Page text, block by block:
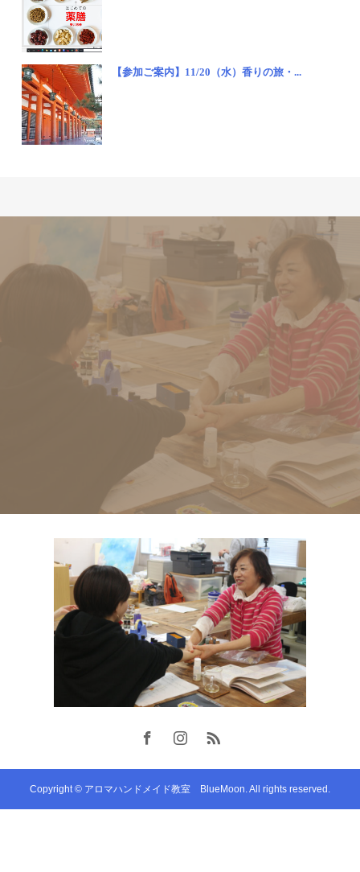
【参加ご案内】11/20（水）香りの旅・...
Copyright © アロマハンドメイド教室 BlueMoon. All rights reserved.